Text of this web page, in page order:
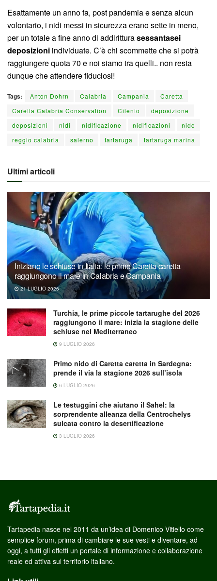
Esattamente un anno fa, post pandemia e senza alcun
volontario, i nidi messi in sicurezza erano sette in meno,
per un totale a fine anno di addiritturasessantasei
deposizioni individuate. C’è chi scommette che si potrà
raggiungere quota 70 e noi siamo tra quelli.. non resta
dunque che attendere fiduciosi!
Tags: Anton Dohrn Calabria Campania
Caretta
Caretta Calabria Conservation
Cilento
deposizione
deposizioni
nidi nidificazione nidificazioni
nido
reggio calabria
salerno tartaruga tartaruga marina
Ultimi articoli
Iniziano le schiuse in Italia: le prime Caretta caretta
raggiungono il mare in Calabria e Campania
21 LUGLIO 2026
Turchia, le prime piccole tartarughe del 2026
raggiungono il mare: inizia la stagione delle
schiuse nel Mediterraneo
9 LUGLIO 2026
Primo nido di Caretta caretta in Sardegna:
prende il via la stagione 2026 sull’isola
6 LUGLIO 2026
Le testuggini che aiutano il Sahel: la
sorprendente alleanza della Centrochelys
sulcata contro la desertificazione
3 LUGLIO 2026
Tartapedia nasce nel 2011 da un’idea di Domenico Vitiello come
semplice forum, prima di cambiare le sue vesti e diventare, ad
oggi, a tutti gli effetti un portale di informazione e collaborazione
reale ed attiva sul territorio italiano.